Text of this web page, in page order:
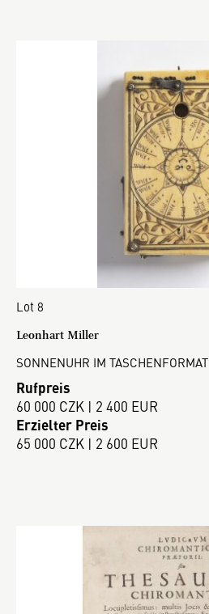
Lot 8
Leonhart Miller
SONNENUHR IM TASCHENFORMAT
Rufpreis
60 000 CZK | 2 400 EUR
Erzielter Preis
65 000 CZK | 2 600 EUR